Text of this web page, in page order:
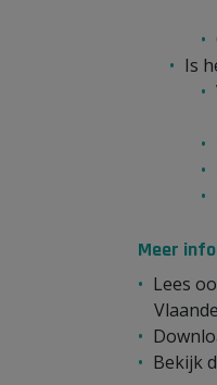
Is
Meer
Lees
Bekijk